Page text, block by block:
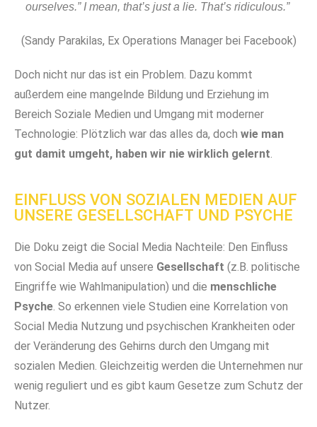
ourselves.” I mean, that’s just a lie. That’s ridiculous.”
(Sandy Parakilas, Ex Operations Manager bei Facebook)
Doch nicht nur das ist ein Problem. Dazu kommt
außerdem eine mangelnde Bildung und Erziehung im
Bereich Soziale Medien und Umgang mit moderner
Technologie: Plötzlich war das alles da, doch wie man
gut damit umgeht, haben wir nie wirklich gelernt.
EINFLUSS VON SOZIALEN MEDIEN AUF
UNSERE GESELLSCHAFT UND PSYCHE
Die Doku zeigt die Social Media Nachteile: Den Einfluss
von Social Media auf unsere Gesellschaft (z.B. politische
Eingriffe wie Wahlmanipulation) und die menschliche
Psyche. So erkennen viele Studien eine Korrelation von
Social Media Nutzung und psychischen Krankheiten oder
der Veränderung des Gehirns durch den Umgang mit
sozialen Medien. Gleichzeitig werden die Unternehmen nur
wenig reguliert und es gibt kaum Gesetze zum Schutz der
Nutzer.